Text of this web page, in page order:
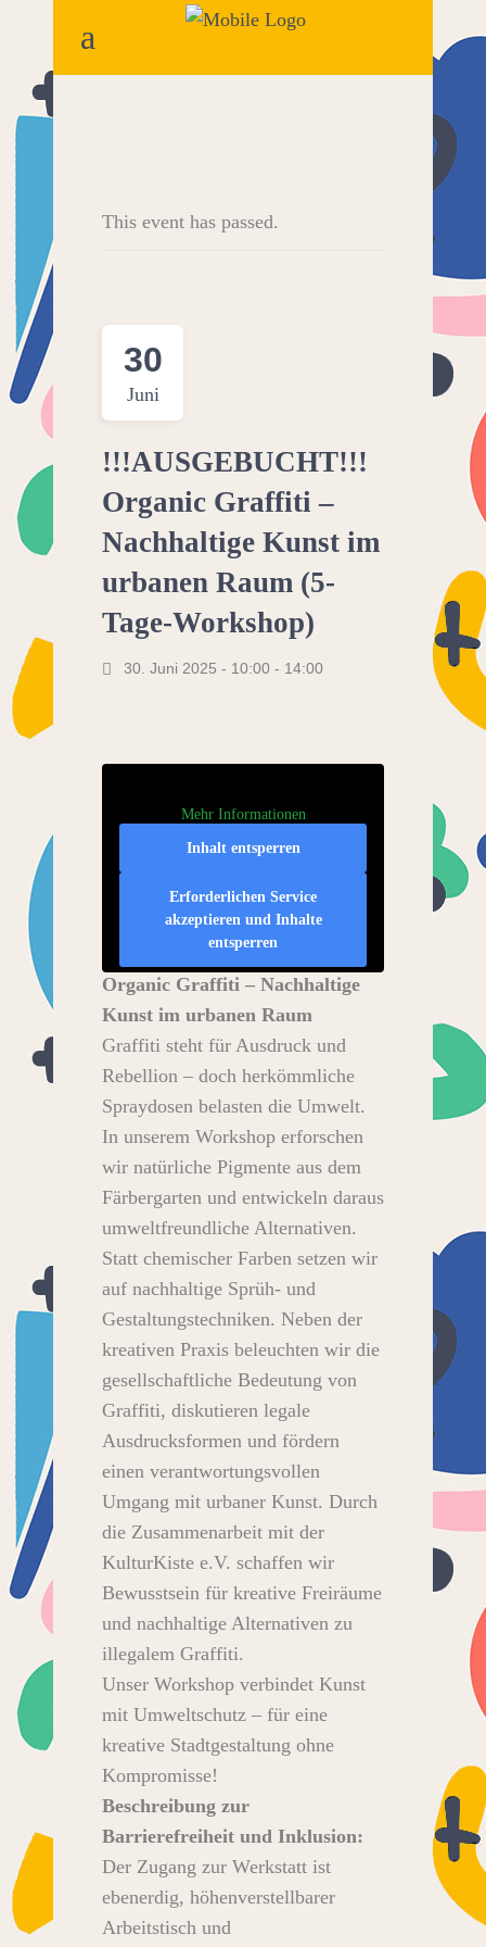
This event has passed.
30
Juni
!!!AUSGEBUCHT!!!
Organic Graffiti –
Nachhaltige Kunst im
urbanen Raum (5-
Tage-Workshop)
30. Juni 2025 - 10:00 - 14:00
Mehr Informationen
Inhalt entsperren
Erforderlichen Service
akzeptieren und Inhalte
entsperren
Organic Graffiti – Nachhaltige
Kunst im urbanen Raum
Graffiti steht für Ausdruck und
Rebellion – doch herkömmliche
Spraydosen belasten die Umwelt.
In unserem Workshop erforschen
wir natürliche Pigmente aus dem
Färbergarten und entwickeln daraus
umweltfreundliche Alternativen.
Statt chemischer Farben setzen wir
auf nachhaltige Sprüh- und
Gestaltungstechniken. Neben der
kreativen Praxis beleuchten wir die
gesellschaftliche Bedeutung von
Graffiti, diskutieren legale
Ausdrucksformen und fördern
einen verantwortungsvollen
Umgang mit urbaner Kunst. Durch
die Zusammenarbeit mit der
KulturKiste e.V. schaffen wir
Bewusstsein für kreative Freiräume
und nachhaltige Alternativen zu
illegalem Graffiti.
Unser Workshop verbindet Kunst
mit Umweltschutz – für eine
kreative Stadtgestaltung ohne
Kompromisse!
Beschreibung zur
Barrierefreiheit und Inklusion:
Der Zugang zur Werkstatt ist
ebenerdig, höhenverstellbarer
Arbeitstisch und